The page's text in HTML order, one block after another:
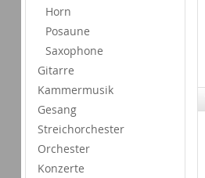
Horn
Posaune
Saxophone
Gitarre
Kammermusik
Gesang
Streichorchester
Orchester
Konzerte